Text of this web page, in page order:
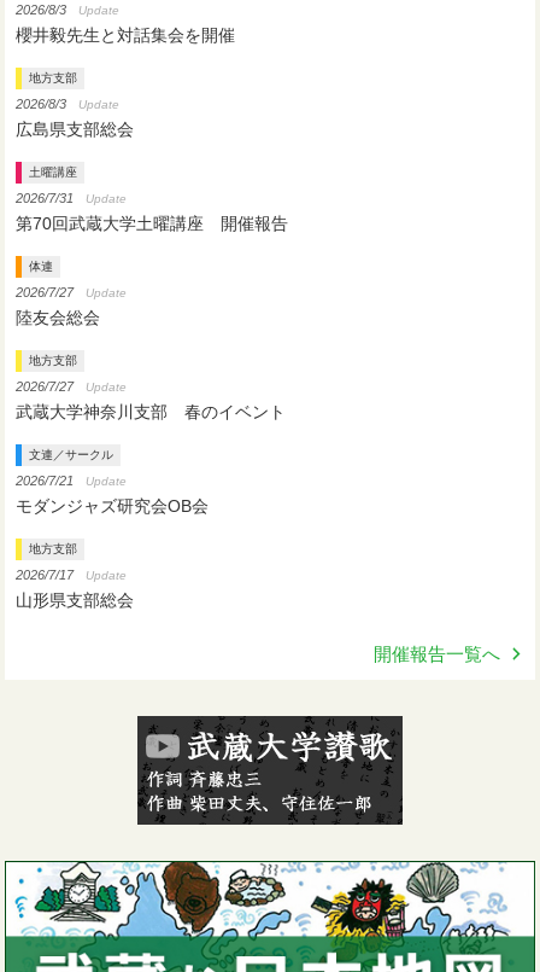
2026/8/3 Update
櫻井毅先生と対話集会を開催
地方支部
2026/8/3 Update
広島県支部総会
土曜講座
2026/7/31 Update
第70回武蔵大学土曜講座 開催報告
体連
2026/7/27 Update
陸友会総会
地方支部
2026/7/27 Update
武蔵大学神奈川支部 春のイベント
文連／サークル
2026/7/21 Update
モダンジャズ研究会OB会
地方支部
2026/7/17 Update
山形県支部総会
開催報告一覧へ